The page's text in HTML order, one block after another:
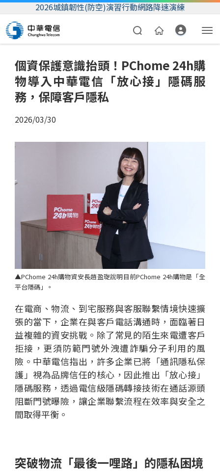
2026城鎮韌性(防空)演習行動網路降速演練
個
人
家
庭
企
業
國
際
科
技
研
發
關
於
我
們
產品
個資保護意識抬頭！PChome 24h購
物導入中華電信「放心接」隱碼服
務，保障客戶隱私
2026/03/30
▲PChome 24h購物資安長趙盈琁說明目前PChome 24h購物是「全
平台隱碼」。
在電商、物流、到宅服務與客服聯繫情境快速擴
張的當下，企業在與客戶電話溝通時，面臨著日
益複雜的資安挑戰。除了常見的陌生來電遭客戶
拒接，更須防範門號外洩遭詐騙分子利用的風
險。中華電信指出，許多企業已將「通訊隱私保
護」視為品牌信任的核心，因此推出「放心接」
隱碼服務，透過電信級隱碼轉接技術在通話源頭
阻斷門號曝險，讓企業聯繫流程在效率與安全之
間取得平衡。
突破物流「最後一哩路」的隱私困境